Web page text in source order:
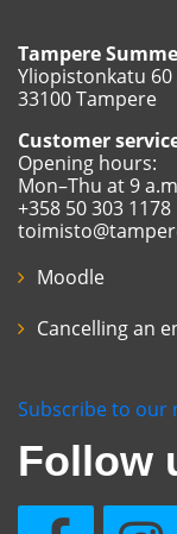
Tampere
Yliopistonkatu
33100 Tampere
Customer
Opening hours:
Mon–Thu at 9
+358 50 303 1178
Moodle
Cancelling an
Subscribe to our
Follow